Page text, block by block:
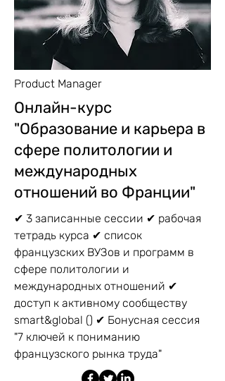
Product Manager
Онлайн-курс
"Образование и карьера в
сфере политологии и
международных
отношений во Франции"
✔ 3 записанные сессии ✔ рабочая
тетрадь курса ✔ список
французских ВУЗов и программ в
сфере политологии и
международных отношений ✔
доступ к активному сообществу
smart&global () ✔ Бонусная сессия
"7 ключей к пониманию
французского рынка труда"